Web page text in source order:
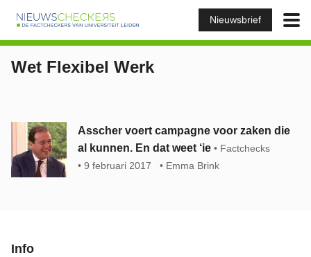
Nieuwsbrief
Wet Flexibel Werk
Asscher voert campagne voor zaken die
al kunnen. En dat weet ‘ie
Factchecks
9 februari 2017
Emma Brink
Info